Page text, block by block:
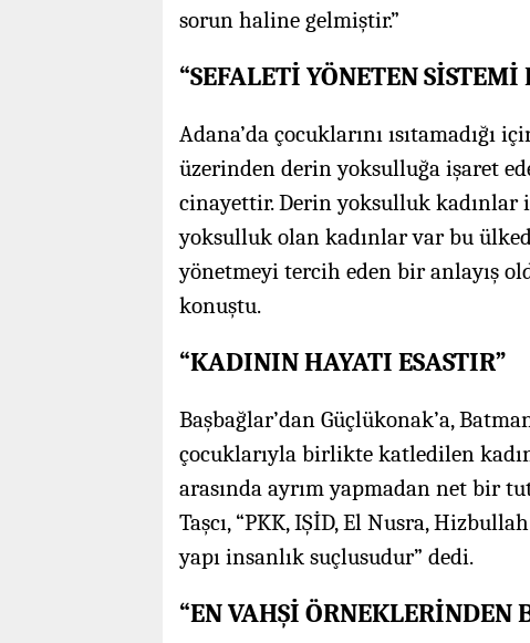
sorun haline gelmiştir.”
“SEFALETİ YÖNETEN
Adana’da çocuklarını ısıtamadığı
üzerinden derin yoksulluğa işaret
cinayettir. Derin yoksulluk kadınlar
yoksulluk olan kadınlar var bu
yönetmeyi tercih eden bir anlayış
konuştu.
“KADININ HAYATI ESASTIR”
Başbağlar’dan Güçlükonak’a,
çocuklarıyla birlikte katledilen
arasında ayrım yapmadan net bir
Taşcı, “PKK, IŞİD, El Nusra,
yapı insanlık suçlusudur” dedi.
“EN VAHŞİ ÖRNEKLERİNDEN